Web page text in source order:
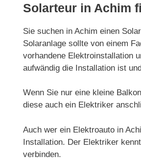
Solarteur in Achim
Sie suchen in Achim einen
Solaranlage sollte von einem
vorhandene Elektroinstallation
aufwändig die Installation ist
Wenn Sie nur eine kleine
diese auch ein Elektriker
Auch wer ein Elektroauto in
Installation. Der Elektriker
verbinden.